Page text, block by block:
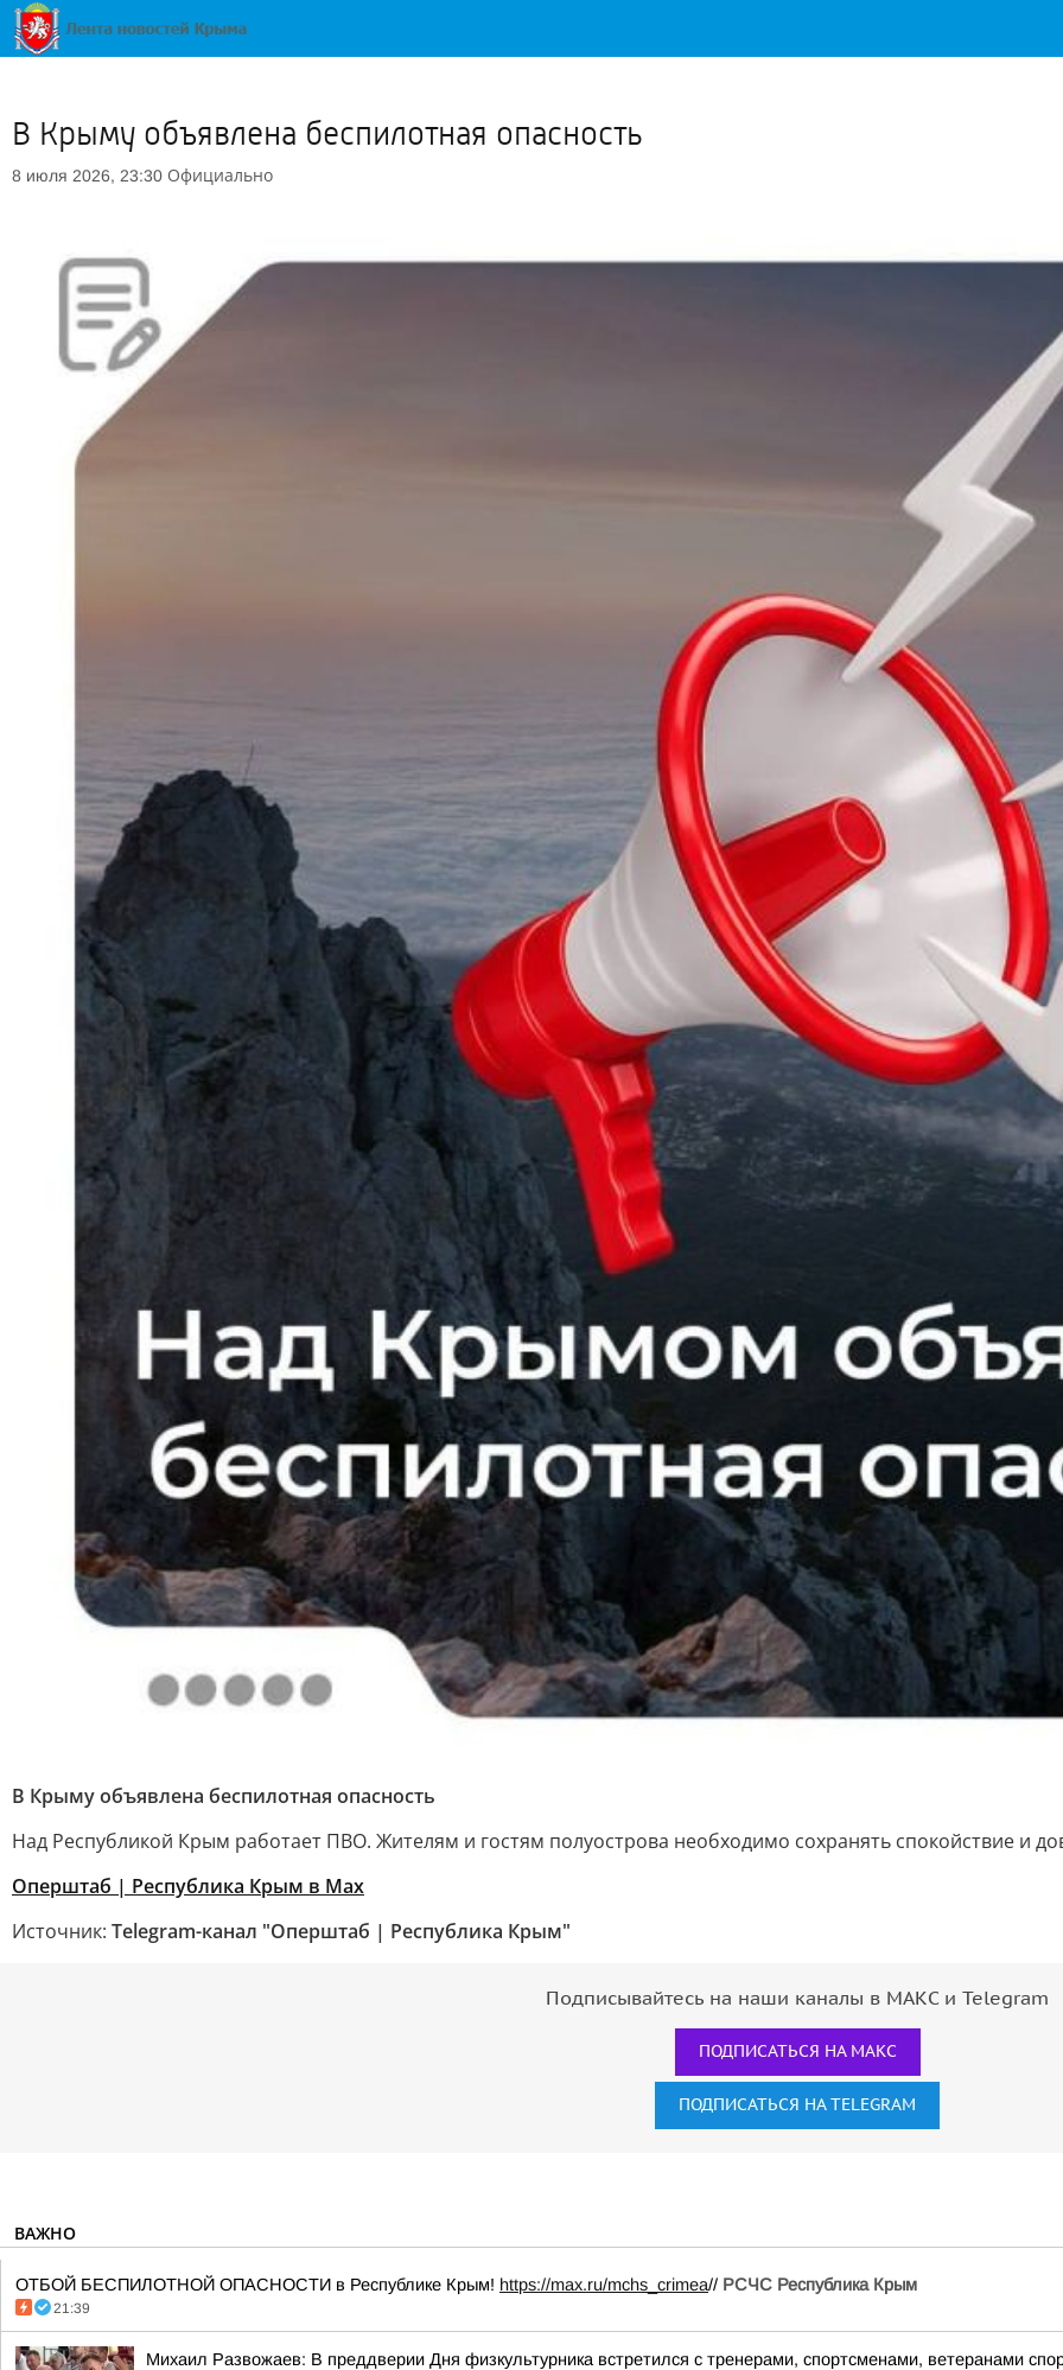
В Крыму объявлена беспилотная опасность
8 июля 2026, 23:30 Официально
В Крыму объявлена беспилотная опасность
Над Республикой Крым работает ПВО. Жителям и гостям полуострова необходимо сохранять спокойствие и
Оперштаб | Республика Крым в Мax
Источник: Telegram-канал "Оперштаб | Республика Крым"
Подписывайтесь на наши каналы в МАКС и Telegram
ПОДПИСАТЬСЯ НА МАКС
ПОДПИСАТЬСЯ НА TELEGRAM
ВАЖНО
ОТБОЙ БЕСПИЛОТНОЙ ОПАСНОСТИ в Республике Крым! https://max.ru/mchs_crimea// РСЧС Республика Крым
21:39
Михаил Развожаев: В преддверии Дня физкультурника встретился с тренерами, спортсменами, ветеранами